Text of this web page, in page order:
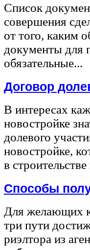
Список
совершения
от того, каким
документы для
обязательные...
Договор
В интересах
новостройке
долевого
новостройке,
в
Способы
Для желающих
три пути
риэлтора из